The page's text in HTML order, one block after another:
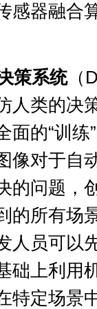
感器融合
策系统（
人类的决
面的“训练”
像对于自
的问题，
的所有场
人员可以
础上利用
特定场景